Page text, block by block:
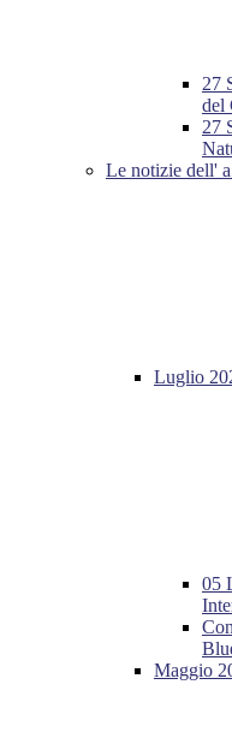
27
del
27
Le notizie dell'
Luglio
05
Maggio